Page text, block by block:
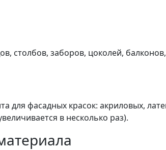
столбов, заборов, цоколей,
для фасадных красок: акриловых,
в несколько раз).